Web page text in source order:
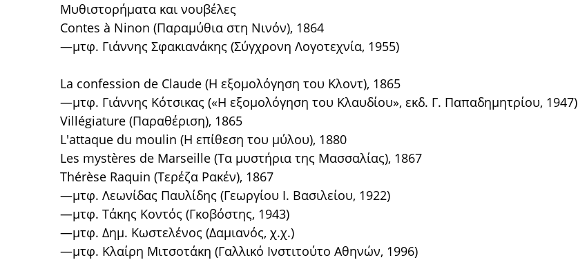
Μυθιστορήματα και νουβέλες
Contes à Ninon (Παραμύθια στη Νινόν), 1864
—μτφ. Γιάννης Σφακιανάκης (Σύγχρονη Λογοτεχνία, 1955)
La confession de Claude (Η εξομολόγηση του Κλοντ), 1865
—μτφ. Γιάννης Κότσικας («Η εξομολόγηση του Κλαυδίου», εκδ. Γ. Παπαδημητρίου, 1947)
Villégiature (Παραθέριση), 1865
L'attaque du moulin (Η επίθεση του μύλου), 1880
Les mystères de Marseille (Τα μυστήρια της Μασσαλίας), 1867
Thérèse Raquin (Τερέζα Ρακέν), 1867
—μτφ. Λεωνίδας Παυλίδης (Γεωργίου Ι. Βασιλείου, 1922)
—μτφ. Τάκης Κοντός (Γκοβόστης, 1943)
—μτφ. Δημ. Κωστελένος (Δαμιανός, χ.χ.)
—μτφ. Κλαίρη Μιτσοτάκη (Γαλλικό Ινστιτούτο Αθηνών, 1996)